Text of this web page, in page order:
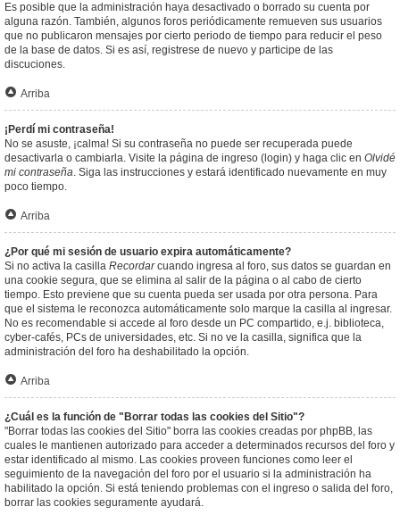
Es posible que la administración haya desactivado o borrado su cuenta por
alguna razón. También, algunos foros periódicamente remueven sus usuarios
que no publicaron mensajes por cierto periodo de tiempo para reducir el peso
de la base de datos. Si es así, registrese de nuevo y participe de las
discuciones.
Arriba
¡Perdí mi contraseña!
No se asuste, ¡calma! Si su contraseña no puede ser recuperada puede
desactivarla o cambiarla. Visite la página de ingreso (login) y haga clic en Olvidé
mi contraseña. Siga las instrucciones y estará identificado nuevamente en muy
poco tiempo.
Arriba
¿Por qué mi sesión de usuario expira automáticamente?
Si no activa la casilla Recordarcuando ingresa al foro, sus datos se guardan en
una cookie segura, que se elimina al salir de la página o al cabo de cierto
tiempo. Esto previene que su cuenta pueda ser usada por otra persona. Para
que el sistema le reconozca automáticamente solo marque la casilla al ingresar.
No es recomendable si accede al foro desde un PC compartido, e.j. biblioteca,
cyber-cafés, PCs de universidades, etc. Si no ve la casilla, significa que la
administración del foro ha deshabilitado la opción.
Arriba
¿Cuál es la función de "Borrar todas las cookies del Sitio"?
"Borrar todas las cookies del Sitio" borra las cookies creadas por phpBB, las
cuales le mantienen autorizado para acceder a determinados recursos del foro y
estar identificado al mismo. Las cookies proveen funciones como leer el
seguimiento de la navegación del foro por el usuario si la administración ha
habilitado la opción. Si está teniendo problemas con el ingreso o salida del foro,
borrar las cookies seguramente ayudará.